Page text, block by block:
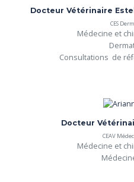
Docteur Vétérinaire
CES
Médecine et
Consultations  de
Docteur
CEAV
Médecine et